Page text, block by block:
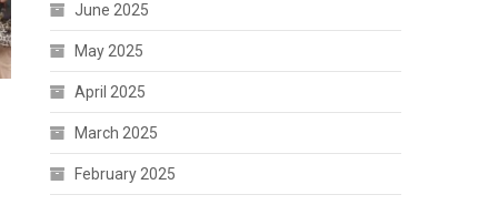
June 2025
May 2025
April 2025
March 2025
February 2025